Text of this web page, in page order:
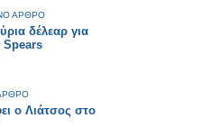
ΑΡΘΡΟ
δέλεαρ για
Spears
ο Λιάτσος στο